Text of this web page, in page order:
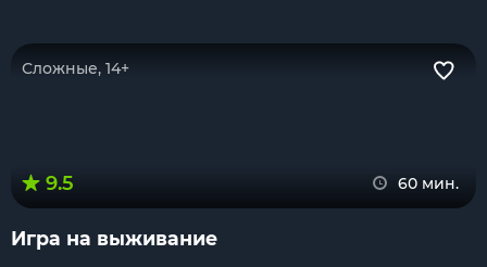
Сложные, 14+
9.5 60 мин.
Игра на выживание